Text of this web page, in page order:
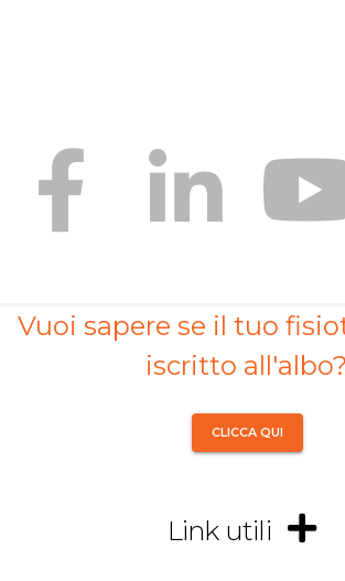
Vuoi sapere se il tuo
iscritto all'albo?
CLICCA QUI
Link utili